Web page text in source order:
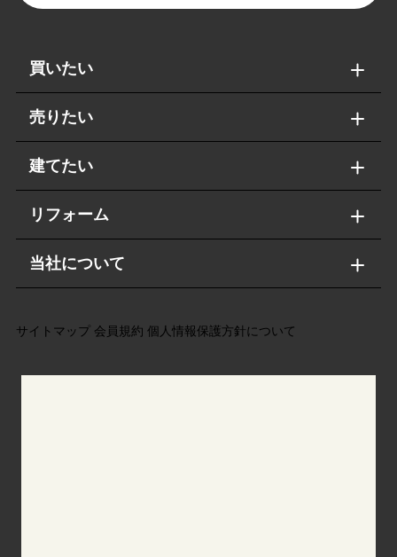
買いたい
売りたい
建てたい
リフォーム
当社について
サイトマップ 会員規約 個人情報保護方針について